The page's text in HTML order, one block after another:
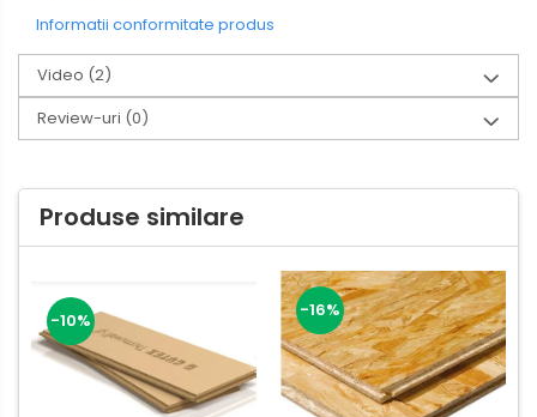
Informatii conformitate produs
Video (2)
Review-uri (0)
Produse similare
-10%
-16%